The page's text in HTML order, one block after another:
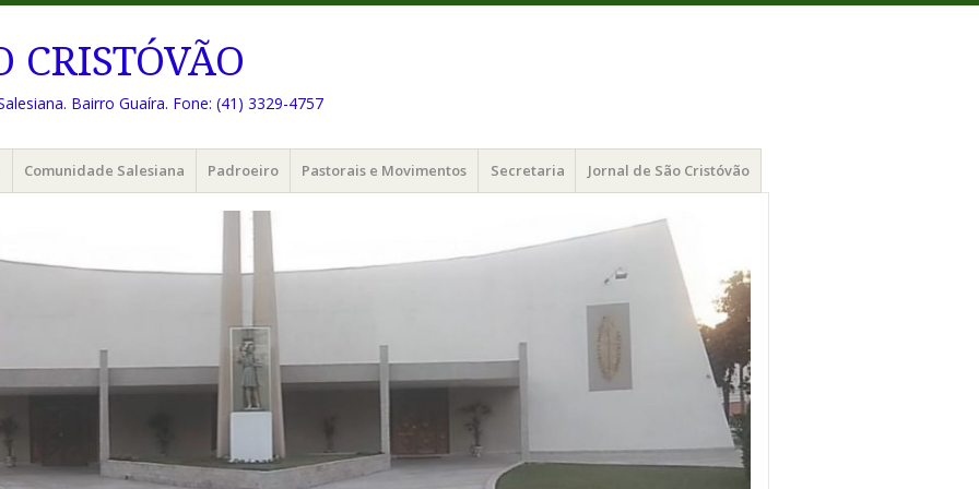
CRISTÓVÃO
Bairro Guaíra. Fone: (41) 3329-4757
Comunidade Salesiana Padroeiro Pastorais e Movimentos Secretaria Jornal de São Cristóvão